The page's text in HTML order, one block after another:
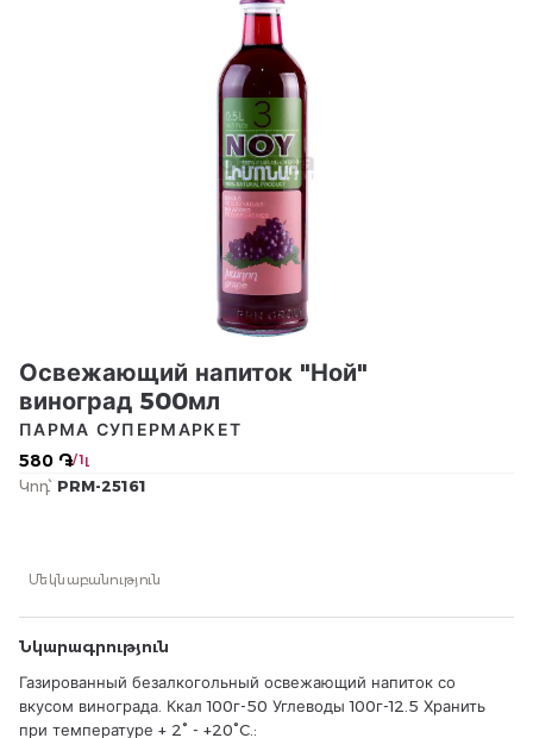
Освежающий напиток "Ной"
виноград 500мл
580 ֏/ 1լ
ПАРМА СУПЕРМАРКЕТ
Կոդ՝ PRM-25161
Մեկնաբանություն
Նկարագրություն
Газированный безалкогольный освежающий напиток со
вкусом винограда. Ккал 100г-50 Углеводы 100г-12.5 Хранить
при температуре + 2° - +20°C.: